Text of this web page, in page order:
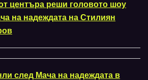
центъра реши головото шоу
на надеждата на Стилиян
след Мача на надеждата в